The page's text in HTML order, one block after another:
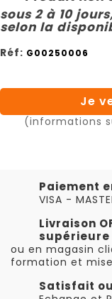
sous 2 à 10
selon la
Réf: G00250006
Je
(informations
Paiement
VISA -
Livraison
supérieure
ou en magasin
formation et
Satisfait